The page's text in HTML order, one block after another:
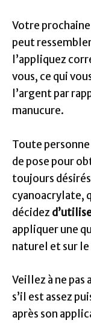
Votre
peut
l’appliquez
vous, ce qui
l’argent par
manucure.
Toute
de pose pour
toujours
cyanoacrylate,
décidez
appliquer une
naturel et sur
Veillez à ne
s’il est assez
après son